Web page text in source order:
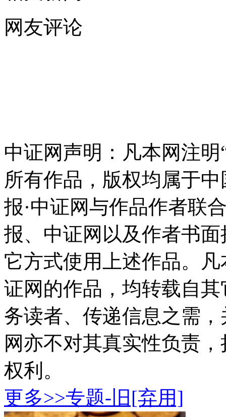
网友评论
中证网声明：凡本网注
所有作品，版权均属于
报·中证网与作品作者联
报、中证网以及作者书
它方式使用上述作品。
证网的作品，均转载自
务读者、传递信息之需
网亦不对其真实性负责
权利。
更多>>专题-旧[弃用]